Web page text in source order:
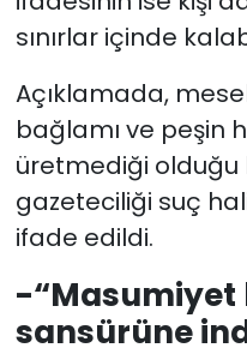
sınırlar içinde
Açıklamada,
bağlamı ve peşin
üretmediği olduğu
gazeteciliği suç
ifade edildi.
-
sansürüne